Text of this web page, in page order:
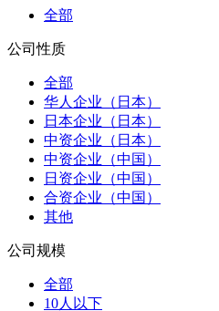
全部
公司性质
全部
华人企业（日本）
日本企业（日本）
中资企业（日本）
中资企业（中国）
日资企业（中国）
合资企业（中国）
其他
公司规模
全部
10人以下